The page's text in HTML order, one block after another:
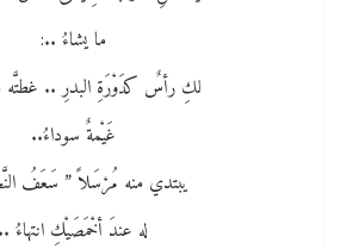
ما يشاءُ ..:
لكِ رأسٌ كدَوْرَةِ البدرِ .. غطتَّه
غَيْمةٌ سوداءُ..
يبتدي منه مُرْسَلاً ” سَعَفُ
له عندَ أخْمَصَيْكِ انتهاءُ ..